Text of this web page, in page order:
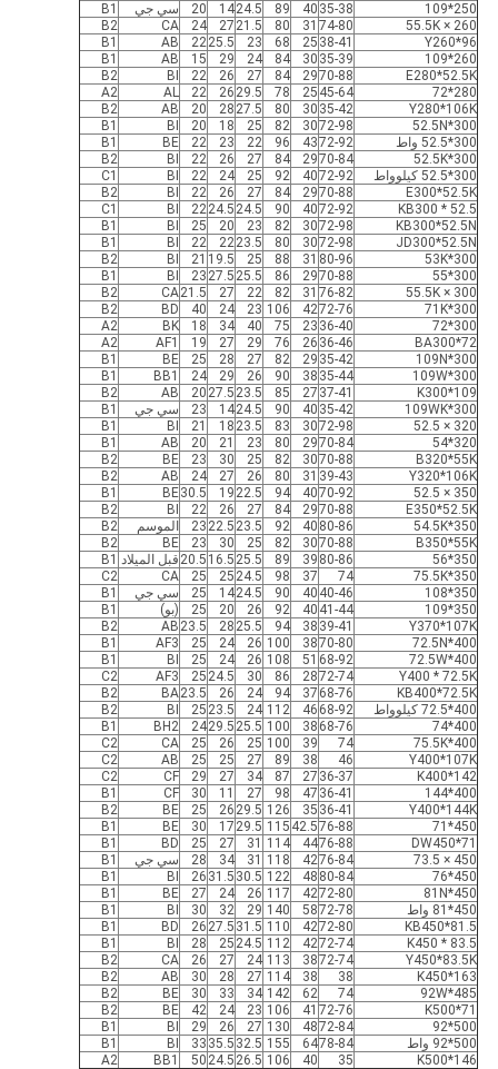
250*109
35-38
40
89
24.5
14
20 سي جي
B1
260 × 55.5K
74-80
31
80
21.5
27
24
CA
B2
Y260*96
38-41
25
68
23
25.5
22
AB
B1
260*109
35-39
30
84
24
29
15
AB
B1
E280*52.5K
70-88
29
84
27
26
22
BI
B2
280*72
45-64
25
78
29.5
26
22
AL
A2
Y280*106K
35-42
30
80
27.5
28
20
AB
B2
300*52.5N
72-98
30
82
25
18
20
BI
B1
300*52.5 واط
72-92
43
96
22
23
22
BE
B1
300*52.5K
70-84
29
84
27
26
22
BI
B2
300*52.5 كيلوواط
72-92
40
92
25
24
22
BI
C1
E300*52.5K
70-88
29
84
27
26
22
BI
B2
KB300 * 52.5
72-92
40
90
24.5
24.5
22
BI
C1
KB300*52.5N
72-98
30
82
23
20
25
BI
B1
JD300*52.5N
72-98
30
80
23.5
22
22
BI
B1
300*53K
80-96
31
88
25
19.5
21
BI
B2
300*55
70-88
29
86
25.5
27.5
23
BI
B1
300 × 55.5K
76-82
31
82
22
27
21.5
CA
B2
300*71K
72-76
42
106
23
24
40
BD
B2
300*72
36-40
23
75
40
34
18
BK
A2
BA300*72
36-46
26
76
29
27
19
AF1
A2
300*109N
35-42
29
82
27
28
25
BE
B1
300*109W
35-44
38
90
26
29
24
BB1
B1
K300*109
37-41
27
85
23.5
27.5
20
AB
B2
300*109WK
35-42
40
90
24.5
14
23 سي جي
B1
320 × 52.5
72-98
30
83
23.5
18
21
BI
B1
320*54
70-84
29
80
23
21
20
AB
B1
B320*55K
70-88
30
82
25
30
23
BE
B2
Y320*106K
39-43
31
80
26
27
24
AB
B2
350 × 52.5
70-92
40
94
22.5
19
30.5
BE
B1
E350*52.5K
70-88
29
84
27
26
22
BI
B2
350*54.5K
80-86
40
92
23.5
22.5
23 الموسم
B2
B350*55K
70-88
30
82
25
30
23
BE
B2
350*56
80-86
39
89
25.5
16.5
20.5 قبل الميلاد B1
350*75.5K
74
37
98
24.5
25
25
CA
C2
350*108
40-46
40
90
24.5
14
25 سي جي
B1
350*109
41-44
40
92
26
20
25 (بو)
B1
Y370*107K
39-41
38
94
25.5
28
23.5
AB
B2
400*72.5N
70-80
38
100
26
24
25
AF3
B1
400*72.5W
68-92
51
108
26
24
25
BI
B1
Y400 * 72.5K
72-74
28
86
30
24.5
25
AF3
C2
KB400*72.5K
68-76
37
94
24
26
23.5
BA
B2
400*72.5 كيلوواط
68-92
46
112
24
23.5
25
BI
B2
400*74
68-76
38
100
25.5
29.5
24
BH2
B1
400*75.5K
74
39
100
25
26
25
CA
C2
Y400*107K
46
38
89
27
25
25
AB
C2
K400*142
36-37
27
87
34
27
29
CF
C2
400*144
36-41
47
98
27
11
30
CF
B1
Y400*144K
36-41
35
126
29.5
26
25
BE
B2
450*71
76-88
42.5
115
29.5
17
30
BE
B1
DW450*71
76-88
44
114
31
27
25
BD
B1
450 × 73.5
76-84
42
118
31
34
28 سي جي
B1
450*76
80-84
48
122
30.5
31.5
26
BI
B1
450*81N
72-80
42
117
26
24
27
BE
B1
450*81 واط
72-78
58
140
29
32
30
BI
B1
KB450*81.5
72-80
42
110
31.5
27.5
26
BD
B1
K450 * 83.5
72-74
42
112
24.5
25
28
BI
B1
Y450*83.5K
72-74
38
113
24
27
26
CA
B2
K450*163
38
38
114
27
28
30
AB
B2
485*92W
74
62
142
34
33
30
BE
B2
K500*71
72-76
41
106
23
24
42
BE
B2
500*92
72-84
48
130
27
26
29
BI
B1
500*92 واط
78-84
64
155
32.5
35.5
33
BI
B1
K500*146
35
40
106
26.5
24.5
50
BB1
A2